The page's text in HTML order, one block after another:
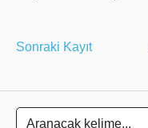
Sonraki Kayıt